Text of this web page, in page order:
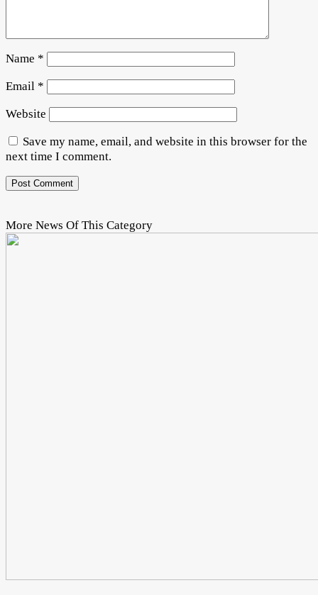
Name *
Email *
Website
Save my name, email, and website in this browser for the
next time I comment.
More News Of This Category